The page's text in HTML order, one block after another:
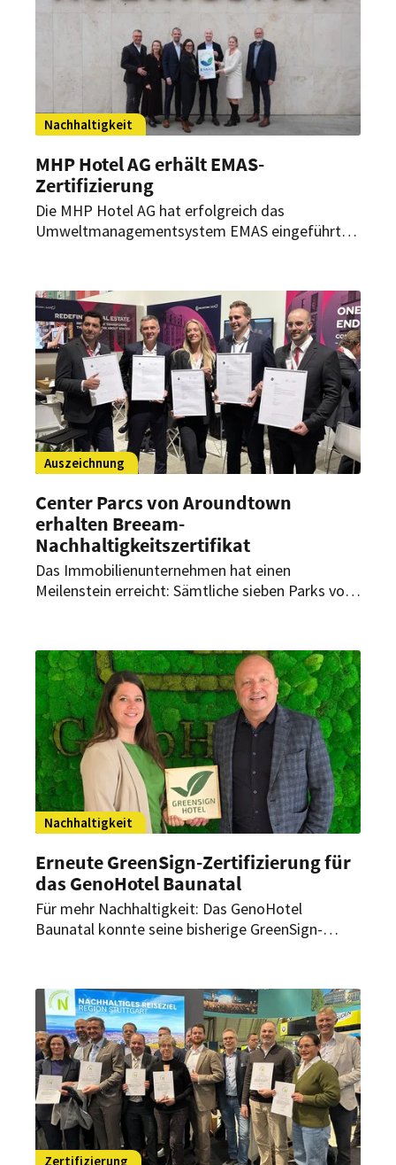
Nachhaltigkeit
MHP Hotel AG erhält EMAS-
Zertifizierung
Die MHP Hotel AG hat erfolgreich das
Umweltmanagementsystem EMAS eingeführt
Maßnahmen zur Ressourceneffizienz setzt die
Gruppe ein Signal für strukturiert verankerte
Nachhaltigkeit in der Hotellerie.
Auszeichnung
Center Parcs von Aroundtown
erhalten Breeam-
Nachhaltigkeitszertifikat
Das Immobilienunternehmen hat einen
Meilenstein erreicht: Sämtliche sieben Parks von
wurden als erste Ferienparks überhaupt mit dem
Breeam-Zertifikat für Nachhaltigkeit
ausgezeichnet.
Nachhaltigkeit
Erneute GreenSign-Zertifizierung für
das GenoHotel Baunatal
Für mehr Nachhaltigkeit: Das GenoHotel
Baunatal konnte seine bisherige GreenSign-
verbessert.
Zertifizierung